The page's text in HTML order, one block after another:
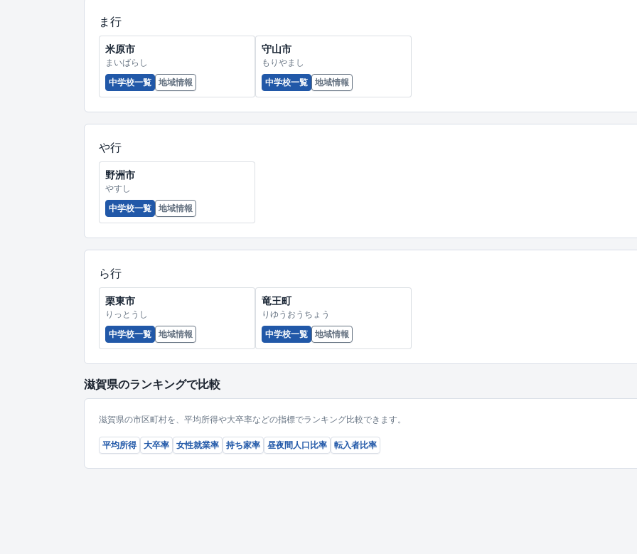
ま行
米原市
まいばらし
中学校一覧
地域情報
守山市
もりやまし
中学校一覧
地域情報
や行
野洲市
やすし
中学校一覧
地域情報
ら行
栗東市
りっとうし
中学校一覧
地域情報
竜王町
りゆうおうちょう
中学校一覧
地域情報
滋賀県のランキングで比較
滋賀県の市区町村を、平均所得や大卒率などの指標でランキング比較できます。
平均所得 大卒率 女性就業率 持ち家率 昼夜間人口比率 転入者比率